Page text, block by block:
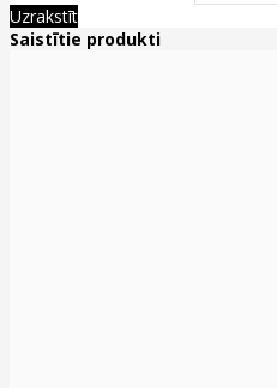
Uzrakstīt
Saistītie produkti